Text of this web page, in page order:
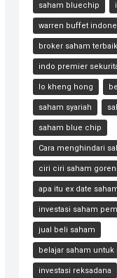
saham bluechip
warren buffet
broker saham terbaik
indo premier
lo kheng hong
saham syariah
saham blue chip
Cara menghindari
ciri ciri saham
apa itu ex date
investasi saham
jual beli saham
belajar saham untuk
investasi reksadana